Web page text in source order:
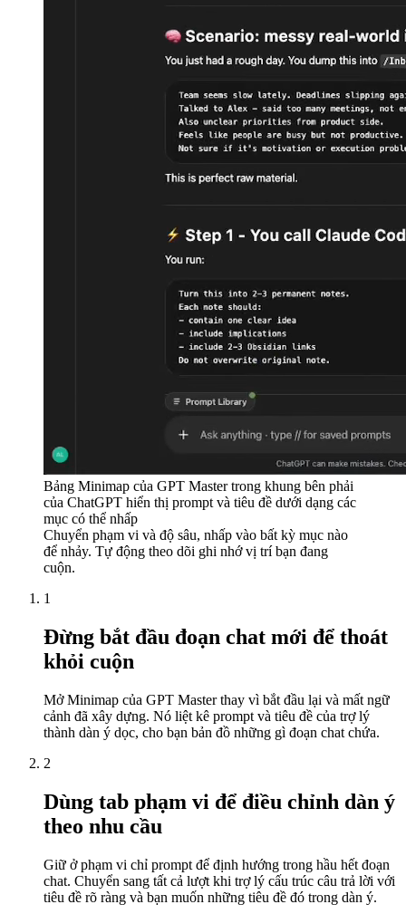
Bảng Minimap của GPT Master trong khung bên phải
của ChatGPT hiển thị prompt và tiêu đề dưới dạng các
mục có thể nhấp
Chuyển phạm vi và độ sâu, nhấp vào bất kỳ mục nào
để nhảy. Tự động theo dõi ghi nhớ vị trí bạn đang
cuộn.
1
Đừng bắt đầu đoạn chat mới để thoát
khỏi cuộn
Mở Minimap của GPT Master thay vì bắt đầu lại và mất ngữ
cảnh đã xây dựng. Nó liệt kê prompt và tiêu đề của trợ lý
thành dàn ý dọc, cho bạn bản đồ những gì đoạn chat chứa.
2
Dùng tab phạm vi để điều chỉnh dàn ý
theo nhu cầu
Giữ ở phạm vi chỉ prompt để định hướng trong hầu hết đoạn
chat. Chuyển sang tất cả lượt khi trợ lý cấu trúc câu trả lời với
tiêu đề rõ ràng và bạn muốn những tiêu đề đó trong dàn ý.